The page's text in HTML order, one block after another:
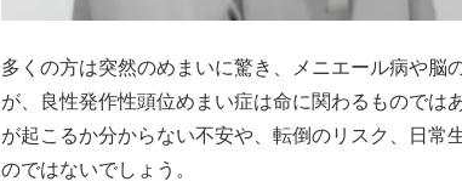
多くの方は突然のめまいに驚き、メニエール病や脳
が、良性発作性頭位めまい症は命に関わるものでは
が起こるか分からない不安や、転倒のリスク、日常
のではないでしょう。